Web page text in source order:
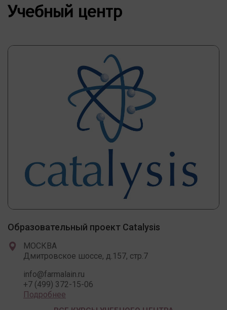
Учебный центр
Образовательный проект Catalysis
МОСКВА
Дмитровское шоссе, д.157, стр.7
info@farmalain.ru
+7 (499) 372-15-06
Подробнее